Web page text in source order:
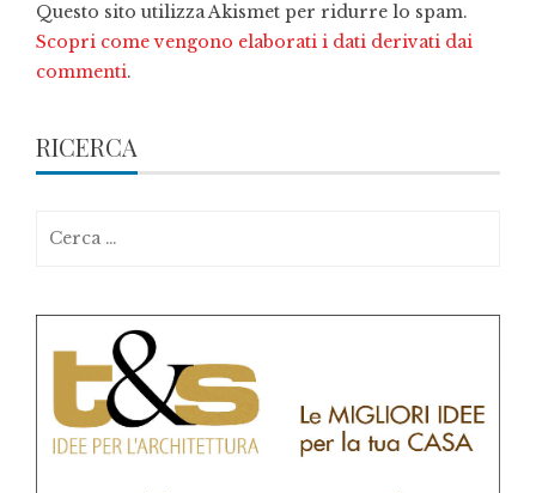
Questo sito utilizza Akismet per ridurre lo spam.
Scopri come vengono elaborati i dati derivati dai
commenti.
RICERCA